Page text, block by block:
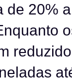
de 20%